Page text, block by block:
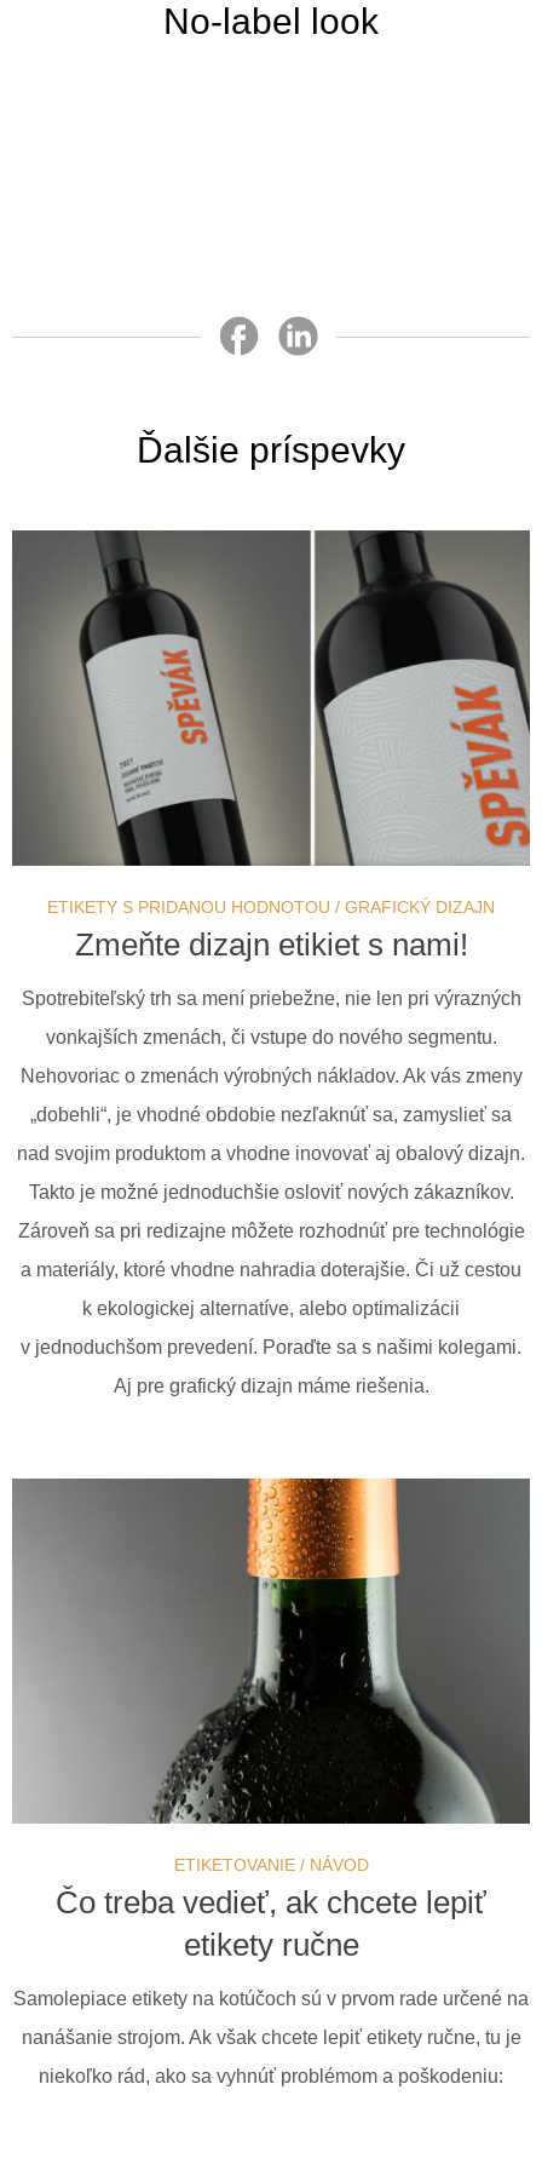
No-label look
Ďalšie príspevky
ETIKETY S PRIDANOU HODNOTOU / GRAFICKÝ DIZAJN
Zmeňte dizajn etikiet s nami!
Spotrebiteľský trh sa mení priebežne, nie len pri výrazných
vonkajších zmenách, či vstupe do nového segmentu.
Nehovoriac o zmenách výrobných nákladov. Ak vás zmeny
„dobehli“, je vhodné obdobie nezľaknúť sa, zamyslieť sa
nad svojim produktom a vhodne inovovať aj obalový dizajn.
Takto je možné jednoduchšie osloviť nových zákazníkov.
Zároveň sa pri redizajne môžete rozhodnúť pre technológie
a materiály, ktoré vhodne nahradia doterajšie. Či už cestou
k ekologickej alternatíve, alebo optimalizácii
v jednoduchšom prevedení. Poraďte sa s našimi kolegami.
Aj pre grafický dizajn máme riešenia.
ETIKETOVANIE/ NÁVOD
Čo treba vedieť, ak chcete lepiť
etikety ručne
Samolepiace etikety na kotúčoch sú v prvom rade určené na
nanášanie strojom. Ak však chcete lepiť etikety ručne, tu je
niekoľko rád, ako sa vyhnúť problémom a poškodeniu: